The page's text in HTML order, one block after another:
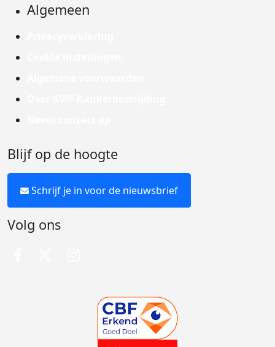
Algemeen
Blijf op de hoogte
Schrijf je in voor de nieuwsbrief
Volg ons